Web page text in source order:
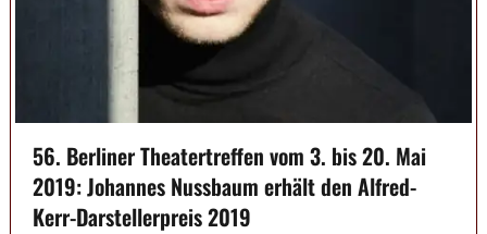
56. Berliner Theatertreffen vom 3. bis 20. Mai
2019: Johannes Nussbaum erhält den Alfred-
Kerr-Darstellerpreis 2019